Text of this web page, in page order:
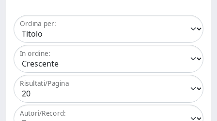
Ordina per:
In ordine:
Risultati/Pagina
Autori/Record: